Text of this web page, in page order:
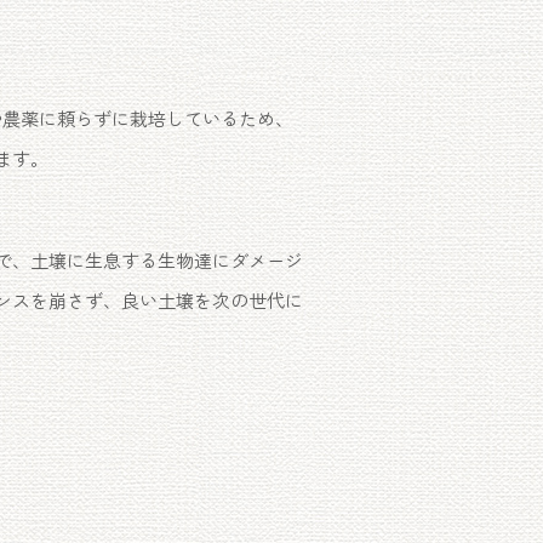
薬に頼らずに栽培しているため、
す。
、土壌に生息する生物達にダメージ
スを崩さず、良い土壌を次の世代に